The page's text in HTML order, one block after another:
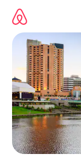
para
conteúdo